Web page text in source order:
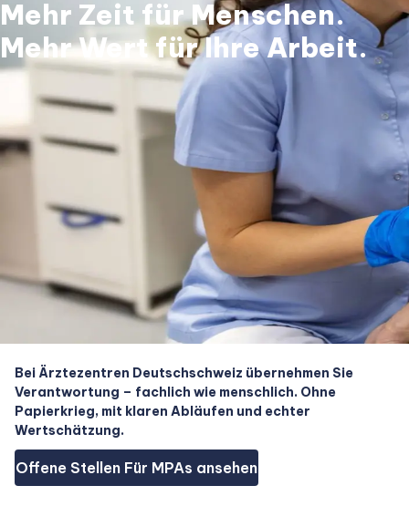
Mehr Zeit für Menschen.
Mehr Wert für Ihre Arbeit.
Bei Ärztezentren Deutschschweiz übernehmen Sie
Verantwortung – fachlich wie menschlich. Ohne
Papierkrieg, mit klaren Abläufen und echter
Wertschätzung.
Offene Stellen Für MPAs ansehen